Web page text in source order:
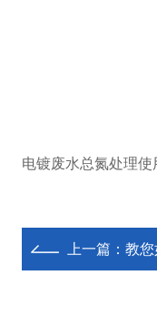
电镀废水总氮处理
上一篇： 教